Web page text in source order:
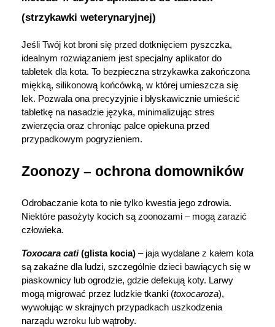
(strzykawki weterynaryjnej)
Jeśli Twój kot broni się przed dotknięciem pyszczka,
idealnym rozwiązaniem jest specjalny aplikator do
tabletek dla kota. To bezpieczna strzykawka zakończona
miękką, silikonową końcówką, w której umieszcza się
lek. Pozwala ona precyzyjnie i błyskawicznie umieścić
tabletkę na nasadzie języka, minimalizując stres
zwierzęcia oraz chroniąc palce opiekuna przed
przypadkowym pogryzieniem.
Zoonozy – ochrona domowników
Odrobaczanie kota to nie tylko kwestia jego zdrowia.
Niektóre pasożyty kocich są zoonozami – mogą zarazić
człowieka.
Toxocara cati (glista kocia) – jaja wydalane z kałem kota
są zakaźne dla ludzi, szczególnie dzieci bawiących się w
piaskownicy lub ogrodzie, gdzie defekują koty. Larwy
mogą migrować przez ludzkie tkanki (toxocaroza),
wywołując w skrajnych przypadkach uszkodzenia
narządu wzroku lub wątroby.